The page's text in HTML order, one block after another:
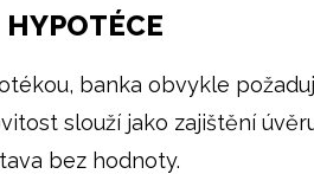
banka obvykle
slouží jako zajištění
bez hodnoty.